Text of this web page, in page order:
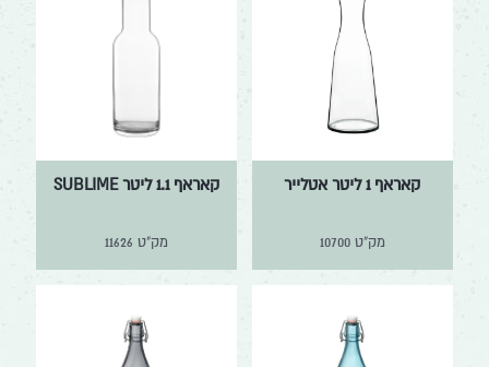
קאראף 1 ליטר אטלייר
מק"ט10700
קאראף 1.1 ליטר SUBLIME
מק"ט 11626